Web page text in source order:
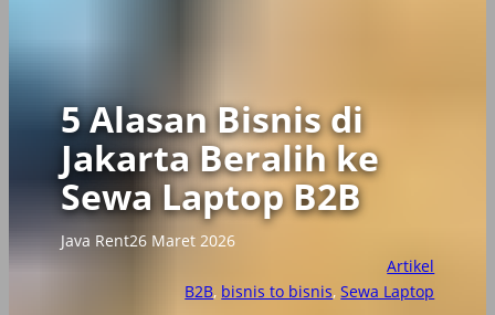
5 Alasan Bisnis di
Jakarta Beralih ke
Sewa Laptop B2B
Java Rent26 Maret 2026
Artikel
B2B, bisnis to bisnis, Sewa Laptop